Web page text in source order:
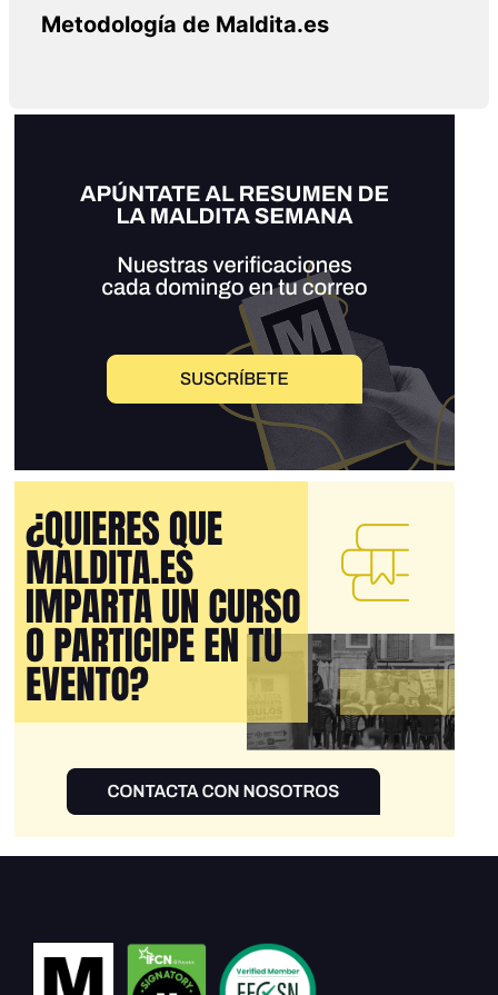
Metodología de Maldita.es